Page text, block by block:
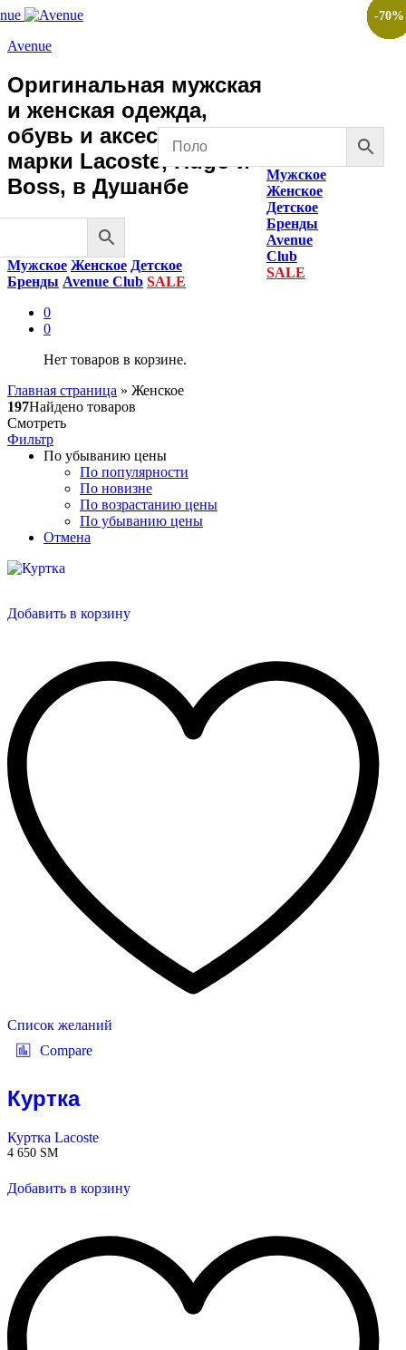
Avenue
Оригинальная мужская
и женская одежда,
обувь и аксессуары
марки Lacoste, Hugo и
Boss, в Душанбе
Мужское Женское Детское
Бренды Avenue Club SALE
0
0
Нет товаров в корзине.
Мужское
Женское
Детское
Бренды
Avenue
Club
SALE
Главная страница » Женское
197Найдено товаров
Смотреть
Фильтр
По убыванию цены
По популярности
По новизне
По возрастанию цены
По убыванию цены
Отмена
Добавить в корзину
Список желаний
Compare
Куртка
Куртка Lacoste
4 650 ЅМ
Добавить в корзину
-50%
-50%
-70%
-50%
-50%
-50%
-50%
-50%
-50%
-50%
-50%
-50%
-50%
-50%
-70%